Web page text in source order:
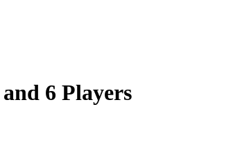
6 Players